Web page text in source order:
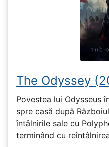
The Odyssey
Povestea lui Odysseus
spre casă după
întâlnirile sale cu
terminând cu